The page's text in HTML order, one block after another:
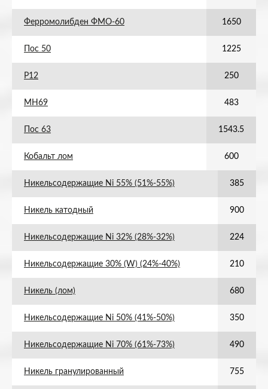
Ферромолибден ФМО-60 1650
Пос 50 1225
Р12 250
МН69 483
Пос 63 1543.5
Кобальт лом 600
Никельсодержащие Ni 55% (51%-55%) 385
Никель катодный 900
Никельсодержащие Ni 32% (28%-32%) 224
Никельсодержащие 30% (W) (24%-40%) 210
Никель (лом) 680
Никельсодержащие Ni 50% (41%-50%) 350
Никельсодержащие Ni 70% (61%-73%) 490
Никель гранулированный 755